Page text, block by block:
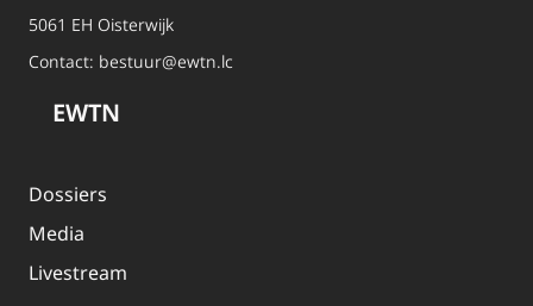
5061 EH Oisterwijk
Contact: bestuur@ewtn.lc
EWTN
Dossiers
Media
Livestream